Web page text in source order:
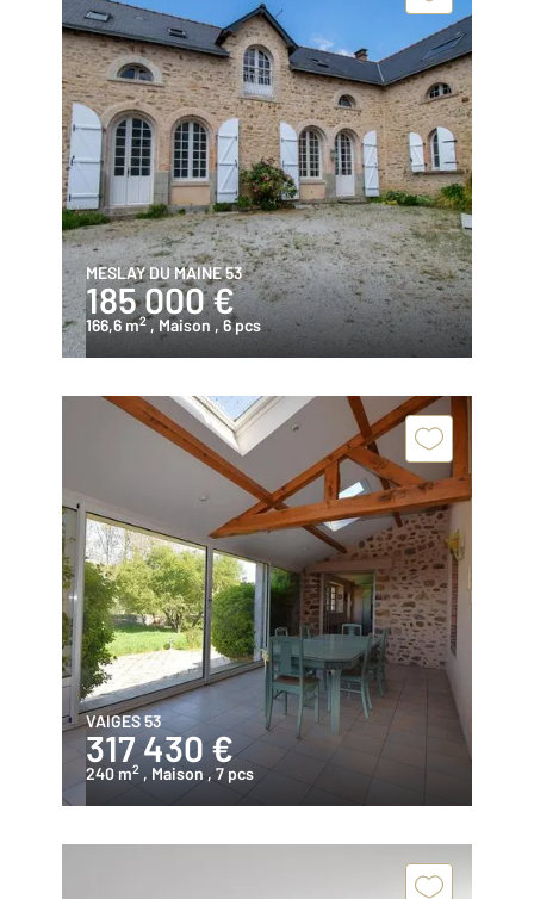
MESLAY DU MAINE 53
185 000 €
166,6 m2 , Maison , 6 pcs
VAIGES 53
317 430 €
240 m2 , Maison , 7 pcs